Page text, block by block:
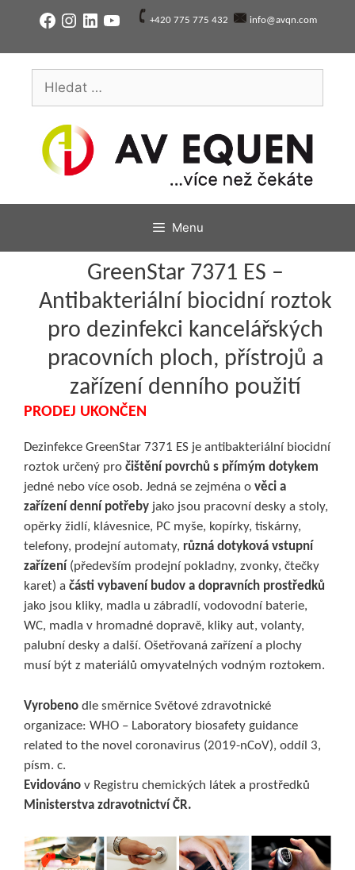
FacebookInstagramLinkedInYouTube +420 775 775 432 info@avqn.com
Menu
GreenStar 7371 ES –
Antibakteriální biocidní roztok
pro dezinfekci kancelářských
pracovních ploch, přístrojů a
zařízení denního použití
PRODEJ UKONČEN
Dezinfekce GreenStar 7371 ES je antibakteriální biocidní
roztok určený pro čištění povrchů s přímým dotykem
jedné nebo více osob. Jedná se zejména o věci a
zařízení denní potřeby jako jsou pracovní desky a stoly,
opěrky židlí, klávesnice, PC myše, kopírky, tiskárny,
telefony, prodejní automaty, různá dotyková vstupní
zařízení (především prodejní pokladny, zvonky, čtečky
karet) a části vybavení budov a dopravních prostředků
jako jsou kliky, madla u zábradlí, vodovodní baterie,
WC, madla v hromadné dopravě, kliky aut, volanty,
palubní desky a další. Ošetřovaná zařízení a plochy
musí být z materiálů omyvatelných vodným roztokem.
Vyrobeno dle směrnice Světové zdravotnické
organizace: WHO – Laboratory biosafety guidance
related to the novel coronavirus (2019-nCoV), oddíl 3,
písm. c.
Evidováno v Registru chemických látek a prostředků
Ministerstva zdravotnictví ČR.